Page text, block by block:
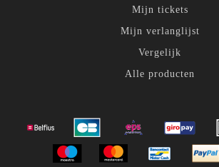
Mijn tickets
Mijn verlanglijst
Vergelijk
Alle producten